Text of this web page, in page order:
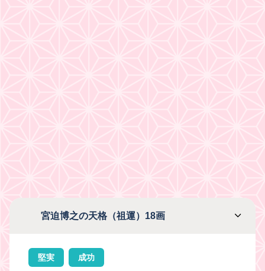
宮迫博之の天格（祖運）18画
堅実 成功